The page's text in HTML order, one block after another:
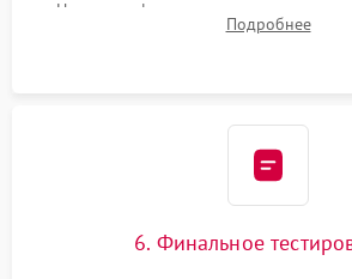
Надежная фиксация хомутов
сборка корпуса и установка
Подробнее
6. Финальное